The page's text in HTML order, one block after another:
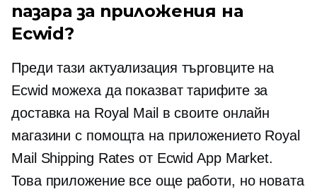
пазара за приложения на
Ecwid?
Преди тази актуализация търговците на
Ecwid можеха да показват тарифите за
доставка на Royal Mail в своите онлайн
магазини с помощта на приложението Royal
Mail Shipping Rates от Ecwid App Market.
Това приложение все още работи, но новата